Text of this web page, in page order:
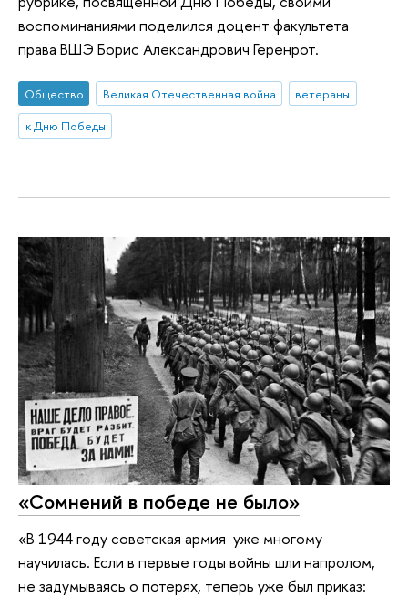
воспоминаниями поделился доцент факультета
права ВШЭ Борис Александрович Геренрот.
Общество Великая Отечественная война
ветераны
к Дню Победы
«Сомнений в победе не было»
«В 1944 году советская армия уже многому
научилась. Если в первые годы войны шли напролом,
не задумываясь о потерях, теперь уже был приказ: